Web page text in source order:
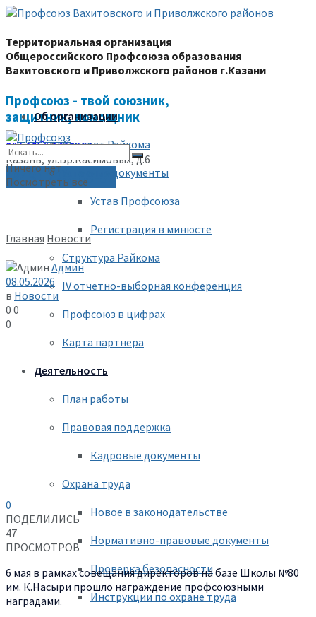
Территориальная организация
Общероссийского Профсоюза образования
Вахитовского и Приволжского районов г.Казани
Профсоюз - твой союзник,
защитник, помощник
prk-ed@yandex.ru
Казань, ул.Бр.Касимовых, д.6
(843) 228-68-80
Об организации
Аппарат Райкома
Уставные документы
Устав Профсоюза
Регистрация в минюсте
Структура Райкома
IV отчетно-выборная конференция
Профсоюз в цифрах
Карта партнера
Деятельность
План работы
Правовая поддержка
Кадровые документы
Охрана труда
Новое в законодательстве
Нормативно-правовые документы
Проверка безопасности
Инструкции по охране труда
Ничего нет
Посмотреть все
Главная Новости
Админ
08.05.2026
в Новости
0 0
0
0
ПОДЕЛИЛИСЬ
47
ПРОСМОТРОВ
6 мая в рамках совещания директоров на базе Школы №80
им. К.Насыри прошло награждение профсоюзными
наградами.